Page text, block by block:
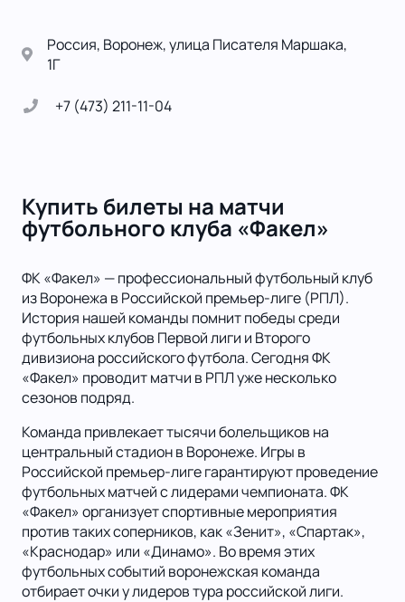
Россия, Воронеж, улица Писателя Маршака,
1Г
+7 (473) 211-11-04
Купить билеты на матчи
футбольного клуба «Факел»
ФК «Факел» — профессиональный футбольный клуб
из Воронежа в Российской премьер-лиге (РПЛ).
История нашей команды помнит победы среди
футбольных клубов Первой лиги и Второго
дивизиона российского футбола. Сегодня ФК
«Факел» проводит матчи в РПЛ уже несколько
сезонов подряд.
Команда привлекает тысячи болельщиков на
центральный стадион в Воронеже. Игры в
Российской премьер-лиге гарантируют проведение
футбольных матчей с лидерами чемпионата. ФК
«Факел» организует спортивные мероприятия
против таких соперников, как «Зенит», «Спартак»,
«Краснодар» или «Динамо». Во время этих
футбольных событий воронежская команда
отбирает очки у лидеров тура российской лиги.